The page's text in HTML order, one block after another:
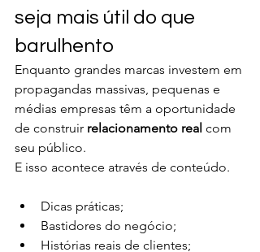
seja mais útil do que
barulhento
Enquanto grandes marcas investem em
propagandas massivas, pequenas e
médias empresas têm a oportunidade
de construir relacionamento real com
seu público.
E isso acontece através de conteúdo.
Dicas práticas;
Bastidores do negócio;
Histórias reais de clientes;